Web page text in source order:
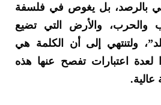
بالرصد، بل يغوص في فلسفة
والحرب، والأرض التي تضيع
ولتنتهي إلى أن الكلمة هي
لعدة اعتبارات تفصح عنها هذه
عالية.